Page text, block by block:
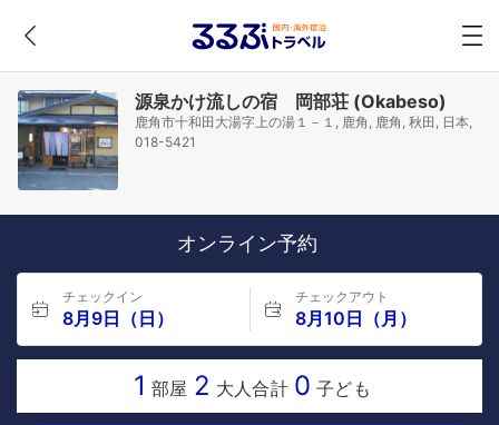
源泉かけ流しの宿 岡部荘 (Okabeso)
鹿角市十和田大湯字上の湯１－１, 鹿角, 鹿角, 秋田, 日本,
018-5421
オンライン予約
チェックイン
8月9日（日）
チェックアウト
8月10日（月）
1 部屋 2 大人合計 0 子ども